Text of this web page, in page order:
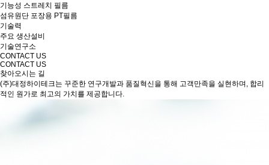
기능성 스트레치 필름
섬유원단 포장용 PT필름
기술력
주요 생산설비
기술연구소
CONTACT US
CONTACT US
찾아오시는 길
(주)대정하이테크는 꾸준한 연구개발과 품질혁신을 통해 고객만족을 실현하며, 합리
적인 원가로 최고의 가치를 제공합니다.